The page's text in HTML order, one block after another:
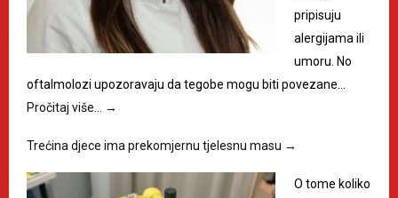
pripisuju
alergijama ili
umoru. No
oftalmolozi upozoravaju da tegobe mogu biti povezane…
Pročitaj više…
→
Trećina djece ima prekomjernu tjelesnu masu →
O tome koliko